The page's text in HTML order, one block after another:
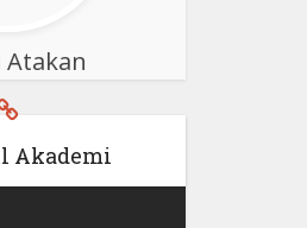
Akademi